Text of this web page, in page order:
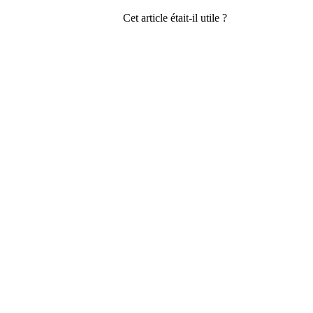
Cet article était-il utile ?